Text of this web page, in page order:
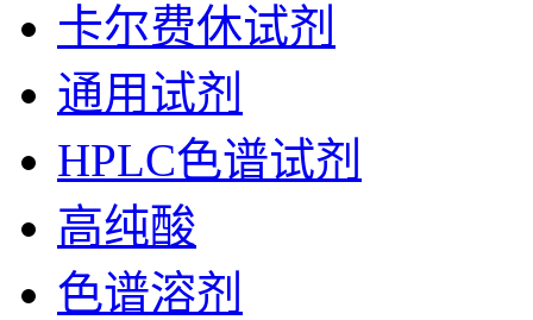
卡尔费休试剂
通用试剂
HPLC色谱试剂
高纯酸
色谱溶剂